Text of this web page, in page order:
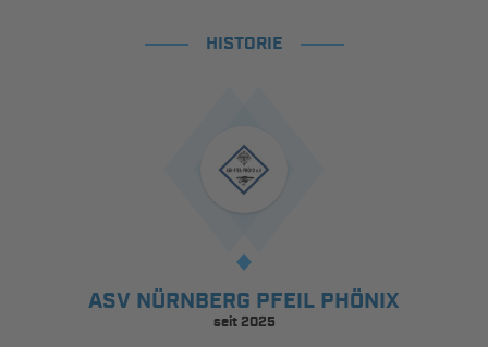
HISTORIE
ASV NÜRNBERG PFEIL PHÖNIX
seit 2025